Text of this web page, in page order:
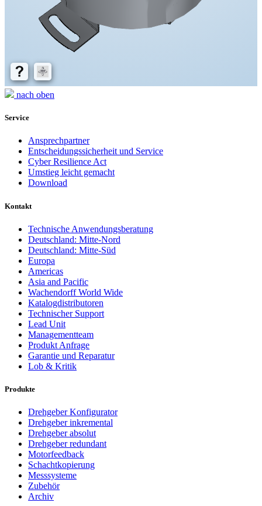
nach oben
Service
Ansprechpartner
Entscheidungssicherheit und Service
Cyber Resilience Act
Umstieg leicht gemacht
Download
Kontakt
Technische Anwendungsberatung
Deutschland: Mitte-Nord
Deutschland: Mitte-Süd
Europa
Americas
Asia and Pacific
Wachendorff World Wide
Katalogdistributoren
Technischer Support
Lead Unit
Managementteam
Produkt Anfrage
Garantie und Reparatur
Lob & Kritik
Produkte
Drehgeber Konfigurator
Drehgeber inkremental
Drehgeber absolut
Drehgeber redundant
Motorfeedback
Schachtkopierung
Messsysteme
Zubehör
Archiv